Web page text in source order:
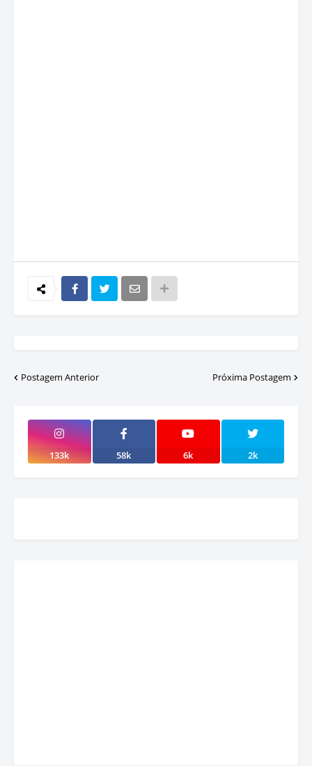
Postagem Anterior Próxima Postagem
133k 58k 6k 2k